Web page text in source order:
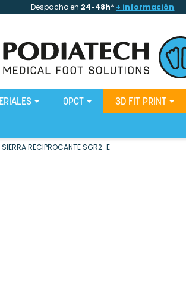
Despacho en 24-48h* + información
OPCT 3D FIT PRINT
SIERRA RECIPROCANTE SGR2-E